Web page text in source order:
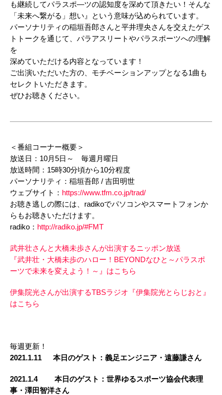
も継続してパラスポ―ツの認知度を深めて頂きたい！そんな
「未来へ繋がる」想い』という意味が込められています。
パーソナリティの稲垣吾郎さんと平井理央さんを交えたゲス
トトークを通じて、パラアスリートやパラスポーツへの理解
を
深めていただける内容となっています！
ご出演いただいた方の、モチベーションアップとなる1曲も
セレクトいただきます。
ぜひお聴きください。
＜番組コーナー概要＞
放送日：10月5日～ 毎週月曜日
放送時間：15時30分頃から10分程度
パーソナリティ：稲垣吾郎 / 吉田明世
ウェブサイト： https://www.tfm.co.jp/trad/
お聴き逃しの際には、radikoでパソコンやスマートフォンか
らもお聴きいただけます。
radiko： http://radiko.jp/#FMT
武井壮さんと大橋未歩さんが出演するニッポン放送
『武井壮・大橋未歩のハロー！BEYONDなひと～パラスポ
ーツで未来を変えよう！～』はこちら
伊集院光さんが出演するTBSラジオ『伊集院光とらじおと』
はこちら
毎週更新！
2021.1.11 本日のゲスト：義足エンジニア・遠藤謙さん
2021.1.4 本日のゲスト：世界ゆるスポーツ協会代表理
事・澤田智洋さん